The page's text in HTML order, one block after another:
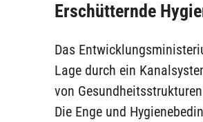
Erschütternde
Das
Lage durch ein
von
Die Enge und